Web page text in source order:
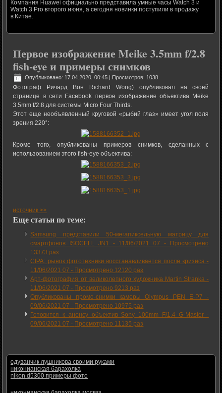
Компания Huawei официально представила умные часы Watch 3 и
Watch 3 Pro второго июня, а сегодня новинки поступили в продажу
в Китае.
Первое изображение Meike 3.5mm f/2.8
fish-eye и примеры снимков
Опубликовано: 17.04.2020, 00:45 | Просмотров: 1038
Фотограф Ричард Вон Richard Wong) опубликовал на своей
странице в сети Facebook первое изображение объектива Meike
3.5mm f/2.8 для системы Micro Four Thirds.
Этот еще необъявленный круговой «рыбий глаз» имеет угол поля
зрения 220°:
Кроме того, опубликованы примеров снимков, сделанных с
использованием этого fish-eye объектива:
источник >>
Еще статьи по теме:
Samsung представили 50-мегапиксельную матрицу для
смартфонов ISOCELL JN1 - 11/06/2021 07 -
Просмотрено
13373 раз
CIPA: рынок фототехники восстанавливается после кризиса -
11/06/2021 07 - Просмотрено 12120 раз
Арт-фотография от великолепного художника Martin Stranka -
11/06/2021 07 - Просмотрено 9213 раз
Опубликованы промо-снимки камеры Olympus PEN E-P7 -
09/06/2021 07 - Просмотрено 10975 раз
Готовится к анонсу объектив Sony 100mm F/1.4 G-Master -
09/06/2021 07 - Просмотрено 11135 раз
одуванчик лушникова своими руками
никонианская барахолка
nikon d5300 примеры фото